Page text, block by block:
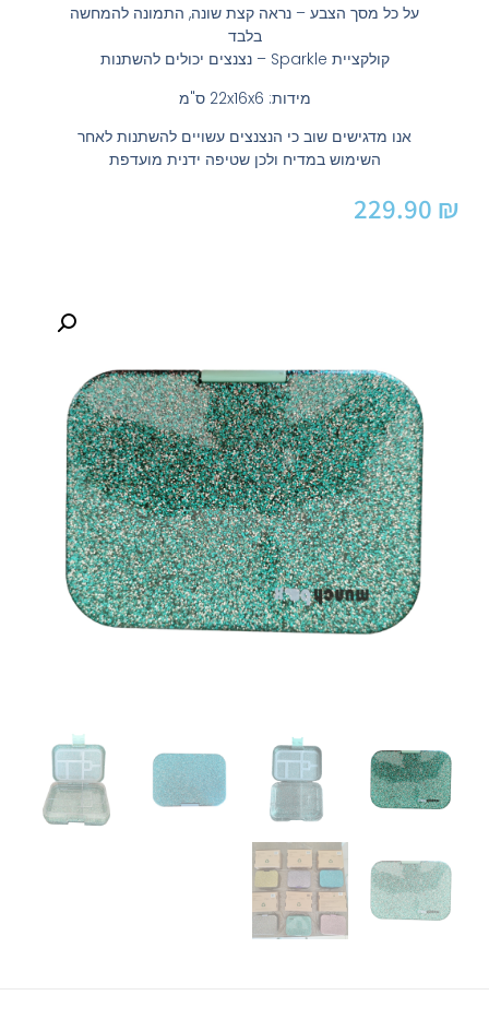
על כל מסך הצבע – נראה קצת שונה, התמונה להמחשה
בלבד
קולקציית Sparkle – נצנצים יכולים להשתנות
מידות: 22x16x6 ס"מ
אנו מדגישים שוב כי הנצנצים עשויים להשתנות לאחר
השימוש במדיח ולכן שטיפה ידנית מועדפת
229.90 ₪